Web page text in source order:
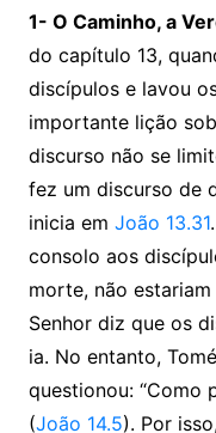
1- O Caminho, a
do capítulo 13,
discípulos e lavou
importante lição
discurso não se
fez um discurso de
inicia em João 13.31
consolo aos
morte, não
Senhor diz que os
ia. No entanto,
questionou: “Como
(João 14.5). Por